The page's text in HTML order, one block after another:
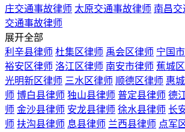
庄交通事故律师 太原交通事故律师 南昌交
交通事故律师
展开全部
利辛县律师 杜集区律师 禹会区律师 宁国
裕安区律师 洛江区律师 南安市律师 蕉城
光明新区律师 三水区律师 顺德区律师 惠
师 博白县律师 独山县律师 普定县律师 德
师 金沙县律师 安龙县律师 徐水县律师 长
师 扶沟县律师 息县律师 兰西县律师 点军